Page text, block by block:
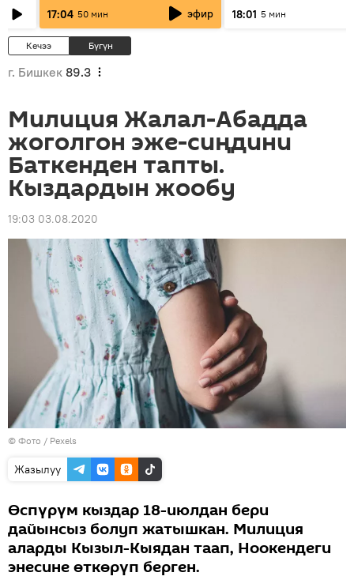
17:04 50 мин эфир
18:01 5 мин
Кечээ Бүгүн
г. Бишкек 89.3
Милиция Жалал-Абадда
жоголгон эже-сиңдини
Баткенден тапты.
Кыздардын жообу
19:03 03.08.2020
© Фото / Pexels
Жазылуу
Өспүрүм кыздар 18-июлдан бери
дайынсыз болуп жатышкан. Милиция
аларды Кызыл-Кыядан таап, Ноокендеги
энесине өткөрүп берген.